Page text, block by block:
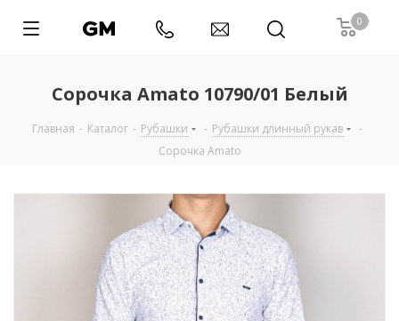
0
Сорочка Amato 10790/01 Белый
Главная - Каталог - Рубашки - Рубашки длинный рукав
-
Сорочка Amato